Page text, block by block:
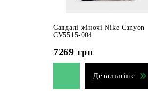
Сандалі жіночі Nike Canyon
CV5515-004
7269 грн
Детальніше